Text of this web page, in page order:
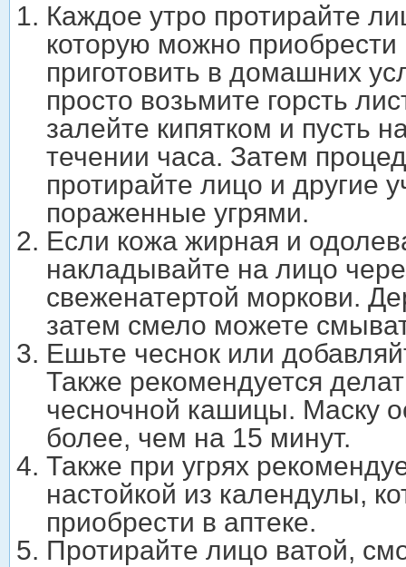
Каждое утро протирайте
которую можно приобрести
приготовить в домашних
просто возьмите горсть
залейте кипятком и пусть
течении часа. Затем
протирайте лицо и другие
пораженные угрями.
Если кожа жирная и
накладывайте на лицо
свеженатертой моркови.
затем смело можете
Ешьте чеснок или
Также рекомендуется
чесночной кашицы. Маску
более, чем на 15 минут.
Также при угрях
настойкой из календулы,
приобрести в аптеке.
Протирайте лицо ватой,